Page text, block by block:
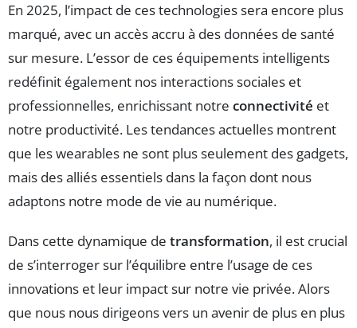
En 2025, l’impact de ces technologies sera encore plus
marqué, avec un accès accru à des données de santé
sur mesure. L’essor de ces équipements intelligents
redéfinit également nos interactions sociales et
professionnelles, enrichissant notre connectivité et
notre productivité. Les tendances actuelles montrent
que les wearables ne sont plus seulement des gadgets,
mais des alliés essentiels dans la façon dont nous
adaptons notre mode de vie au numérique.
Dans cette dynamique de transformation, il est crucial
de s’interroger sur l’équilibre entre l’usage de ces
innovations et leur impact sur notre vie privée. Alors
que nous nous dirigeons vers un avenir de plus en plus